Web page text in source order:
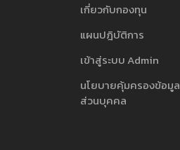
เกี่ยวกับกองทุน
แผนปฎิบัติการ
เข้าสู่ระบบ Admin
นโยบายคุ้มครองข้อมูล
ส่วนบุคคล